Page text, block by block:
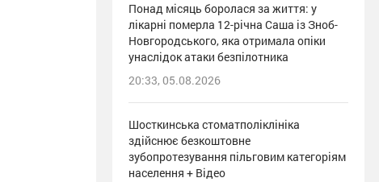
Понад місяць боролася за життя: у
лікарні померла 12-річна Саша із Зноб-
Новгородського, яка отримала опіки
унаслідок атаки безпілотника
20:33, 05.08.2026
Шосткинська стоматполіклініка
здійснює безкоштовне
зубопротезування пільговим категоріям
населення + Відео